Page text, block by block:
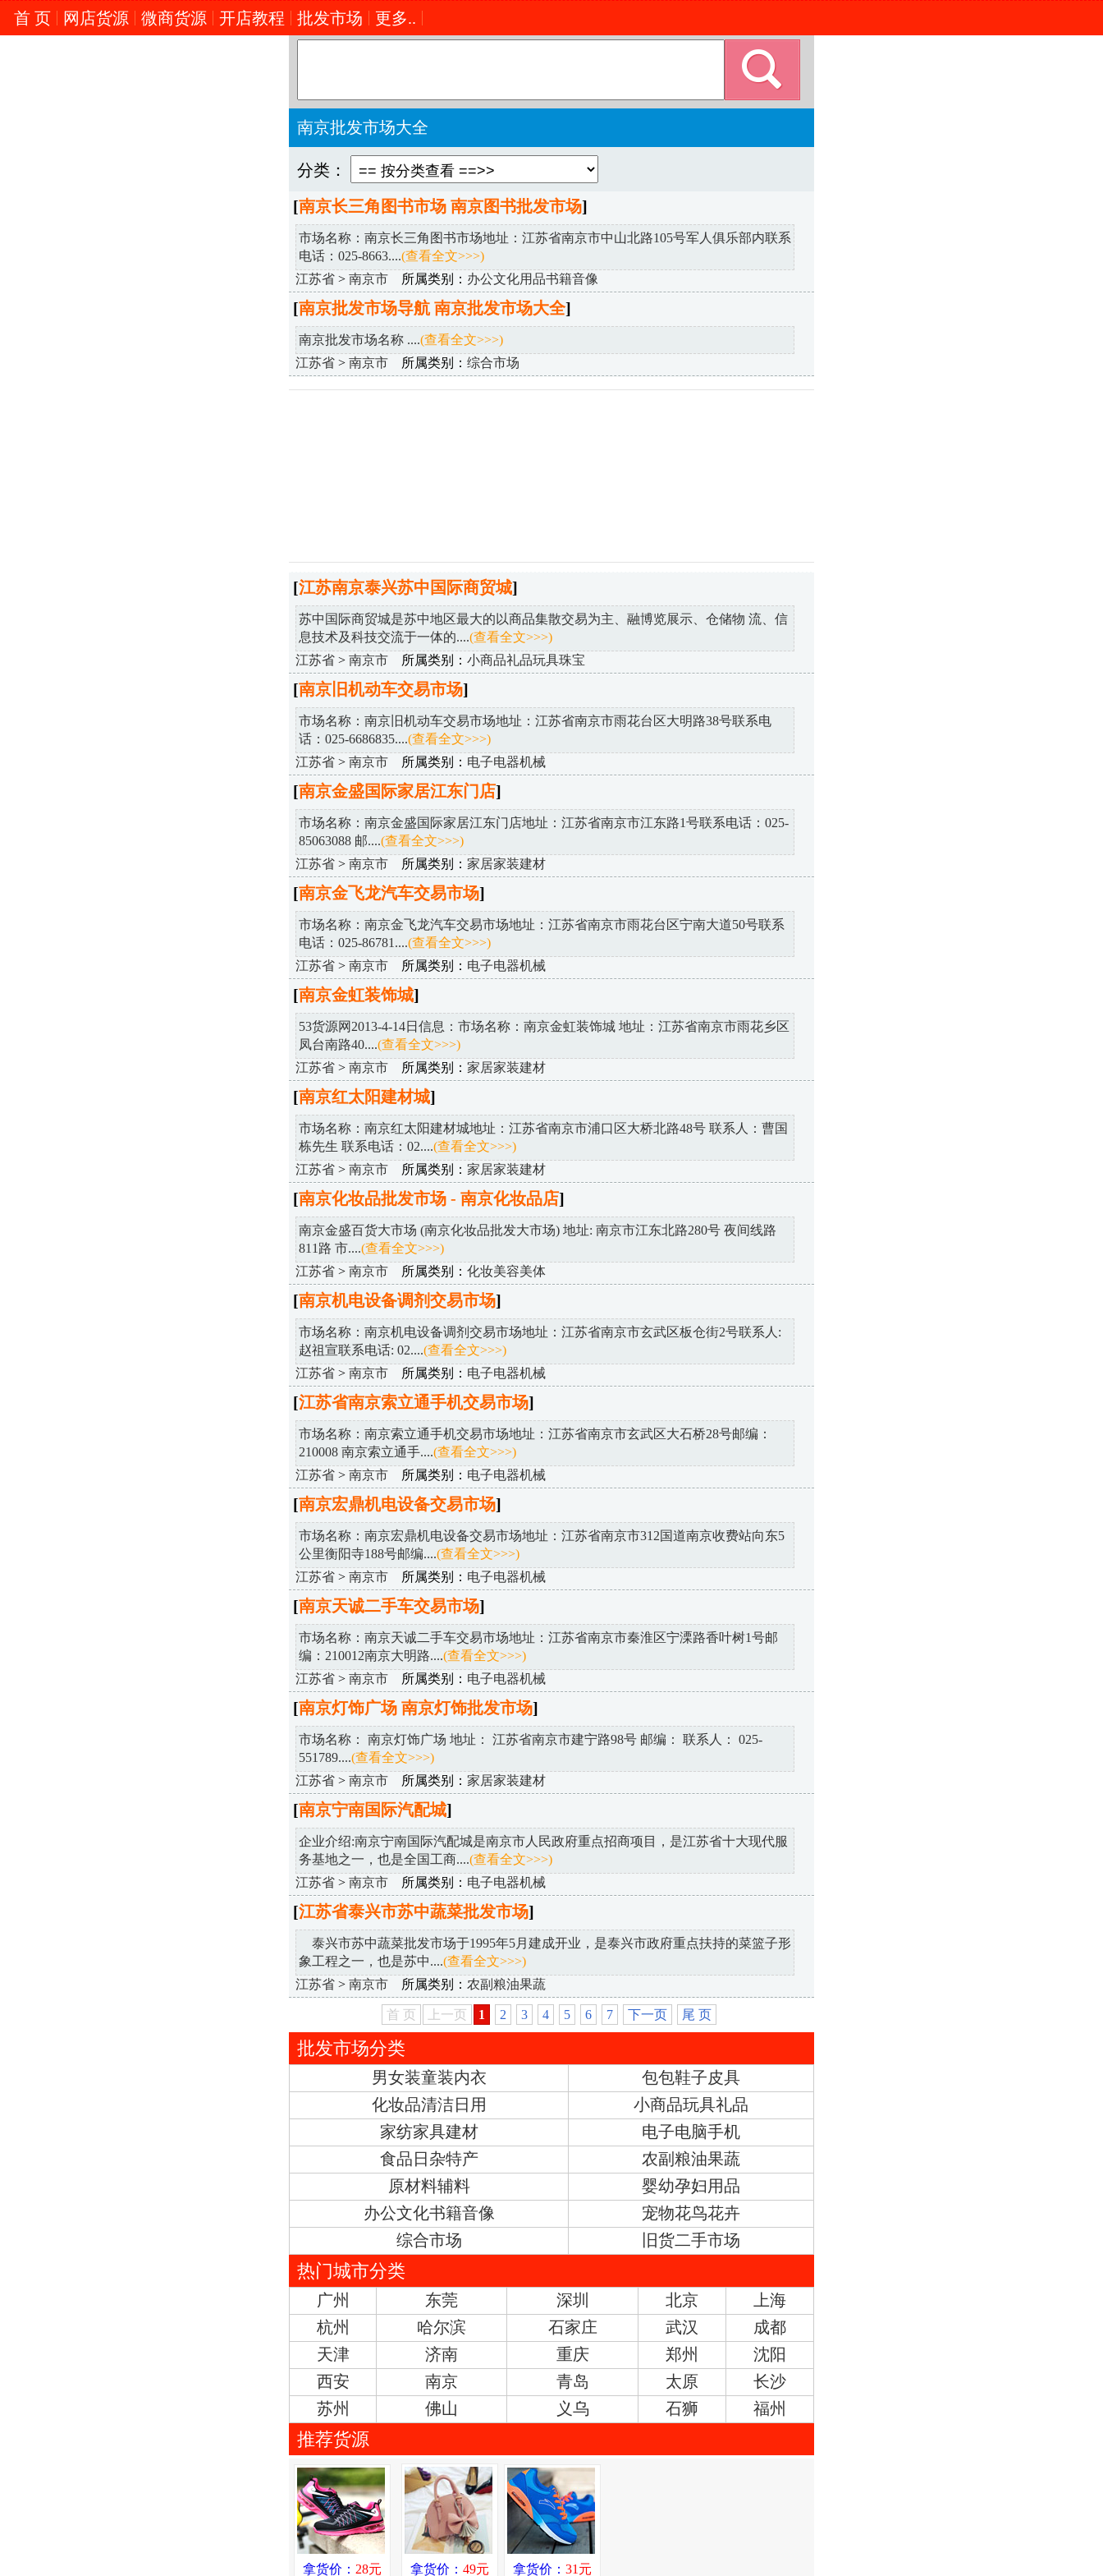
首 页 网店货源 微商货源 开店教程 批发市场 更多..
南京批发市场大全
分类：
[南京长三角图书市场 南京图书批发市场]
市场名称：南京长三角图书市场地址：江苏省南京市中山北路105号军人俱乐部内联系
电话：025-8663....(查看全文>>>)
江苏省 > 南京市 所属类别： 办公文化用品书籍音像
[南京批发市场导航 南京批发市场大全]
南京批发市场名称 ....(查看全文>>>)
江苏省 > 南京市 所属类别： 综合市场
[江苏南京泰兴苏中国际商贸城]
苏中国际商贸城是苏中地区最大的以商品集散交易为主、融博览展示、仓储物 流、信
息技术及科技交流于一体的....(查看全文>>>)
江苏省 > 南京市 所属类别： 小商品礼品玩具珠宝
[南京旧机动车交易市场]
市场名称：南京旧机动车交易市场地址：江苏省南京市雨花台区大明路38号联系电
话：025-6686835....(查看全文>>>)
江苏省 > 南京市 所属类别： 电子电器机械
[南京金盛国际家居江东门店]
市场名称：南京金盛国际家居江东门店地址：江苏省南京市江东路1号联系电话：025-
85063088 邮....(查看全文>>>)
江苏省 > 南京市 所属类别： 家居家装建材
[南京金飞龙汽车交易市场]
市场名称：南京金飞龙汽车交易市场地址：江苏省南京市雨花台区宁南大道50号联系
电话：025-86781....(查看全文>>>)
江苏省 > 南京市 所属类别： 电子电器机械
[南京金虹装饰城]
53货源网2013-4-14日信息：市场名称：南京金虹装饰城 地址：江苏省南京市雨花乡区
凤台南路40....(查看全文>>>)
江苏省 > 南京市 所属类别： 家居家装建材
[南京红太阳建材城]
市场名称：南京红太阳建材城地址：江苏省南京市浦口区大桥北路48号 联系人：曹国
栋先生 联系电话：02....(查看全文>>>)
江苏省 > 南京市 所属类别： 家居家装建材
[南京化妆品批发市场 - 南京化妆品店]
南京金盛百货大市场 (南京化妆品批发大市场) 地址: 南京市江东北路280号 夜间线路
811路 市....(查看全文>>>)
江苏省 > 南京市 所属类别： 化妆美容美体
[南京机电设备调剂交易市场]
市场名称：南京机电设备调剂交易市场地址：江苏省南京市玄武区板仓街2号联系人:
赵祖宣联系电话: 02....(查看全文>>>)
江苏省 > 南京市 所属类别： 电子电器机械
[江苏省南京索立通手机交易市场]
市场名称：南京索立通手机交易市场地址：江苏省南京市玄武区大石桥28号邮编：
210008 南京索立通手....(查看全文>>>)
江苏省 > 南京市 所属类别： 电子电器机械
[南京宏鼎机电设备交易市场]
市场名称：南京宏鼎机电设备交易市场地址：江苏省南京市312国道南京收费站向东5
公里衡阳寺188号邮编....(查看全文>>>)
江苏省 > 南京市 所属类别： 电子电器机械
[南京天诚二手车交易市场]
市场名称：南京天诚二手车交易市场地址：江苏省南京市秦淮区宁溧路香叶树1号邮
编：210012南京大明路....(查看全文>>>)
江苏省 > 南京市 所属类别： 电子电器机械
[南京灯饰广场 南京灯饰批发市场]
市场名称： 南京灯饰广场 地址： 江苏省南京市建宁路98号 邮编： 联系人： 025-
551789....(查看全文>>>)
江苏省 > 南京市 所属类别： 家居家装建材
[南京宁南国际汽配城]
企业介绍:南京宁南国际汽配城是南京市人民政府重点招商项目，是江苏省十大现代服
务基地之一，也是全国工商....(查看全文>>>)
江苏省 > 南京市 所属类别： 电子电器机械
[江苏省泰兴市苏中蔬菜批发市场]
泰兴市苏中蔬菜批发市场于1995年5月建成开业，是泰兴市政府重点扶持的菜篮子形
象工程之一，也是苏中....(查看全文>>>)
江苏省 > 南京市 所属类别： 农副粮油果蔬
首 页 上一页 1 2 3 4 5 6 7 下一页 尾 页
批发市场分类
男女装童装内衣
包包鞋子皮具
化妆品清洁日用
小商品玩具礼品
家纺家具建材
电子电脑手机
食品日杂特产
农副粮油果蔬
原材料辅料
婴幼孕妇用品
办公文化书籍音像
宠物花鸟花卉
综合市场
旧货二手市场
热门城市分类
广州 东莞 深圳 北京
上海
杭州
哈尔滨 石家庄 武汉
成都
天津
济南 重庆 郑州
沈阳
西安
南京 青岛 太原
长沙
苏州
佛山 义乌 石狮 福州
推荐货源
拿货价： 28元 拿货价：49元 拿货价： 31元